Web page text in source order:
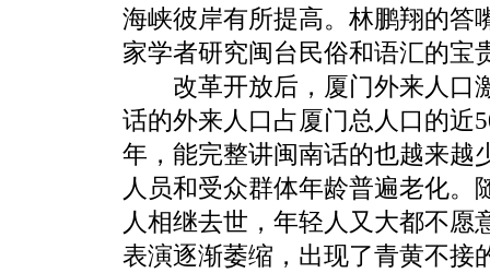
海峡彼岸有所提高。林鹏翔的答
家学者研究闽台民俗和语汇的宝
改革开放后，厦门外来人口
话的外来人口占厦门总人口的近
年，能完整讲闽南话的也越来越
人员和受众群体年龄普遍老化。
人相继去世，年轻人又大都不愿
表演逐渐萎缩，出现了青黄不接